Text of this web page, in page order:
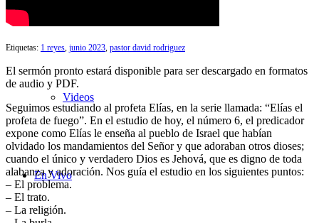
Videos
En Vivo
Etiquetas: 1 reyes junio 2023 pastor david rodriguez
El sermón pronto estará disponible para ser descargado en formatos
de audio y PDF.
Seguimos estudiando al profeta Elías, en la serie llamada: “Elías el
profeta de fuego”. En el estudio de hoy, el número 6, el predicador
expone como Elías le enseña al pueblo de Israel que habían
olvidado los mandamientos del Señor y que adoraban otros dioses;
cuando el único y verdadero Dios es Jehová, que es digno de toda
alabanza y adoración. Nos guía el estudio en los siguientes puntos:
– El problema.
– El trato.
– La religión.